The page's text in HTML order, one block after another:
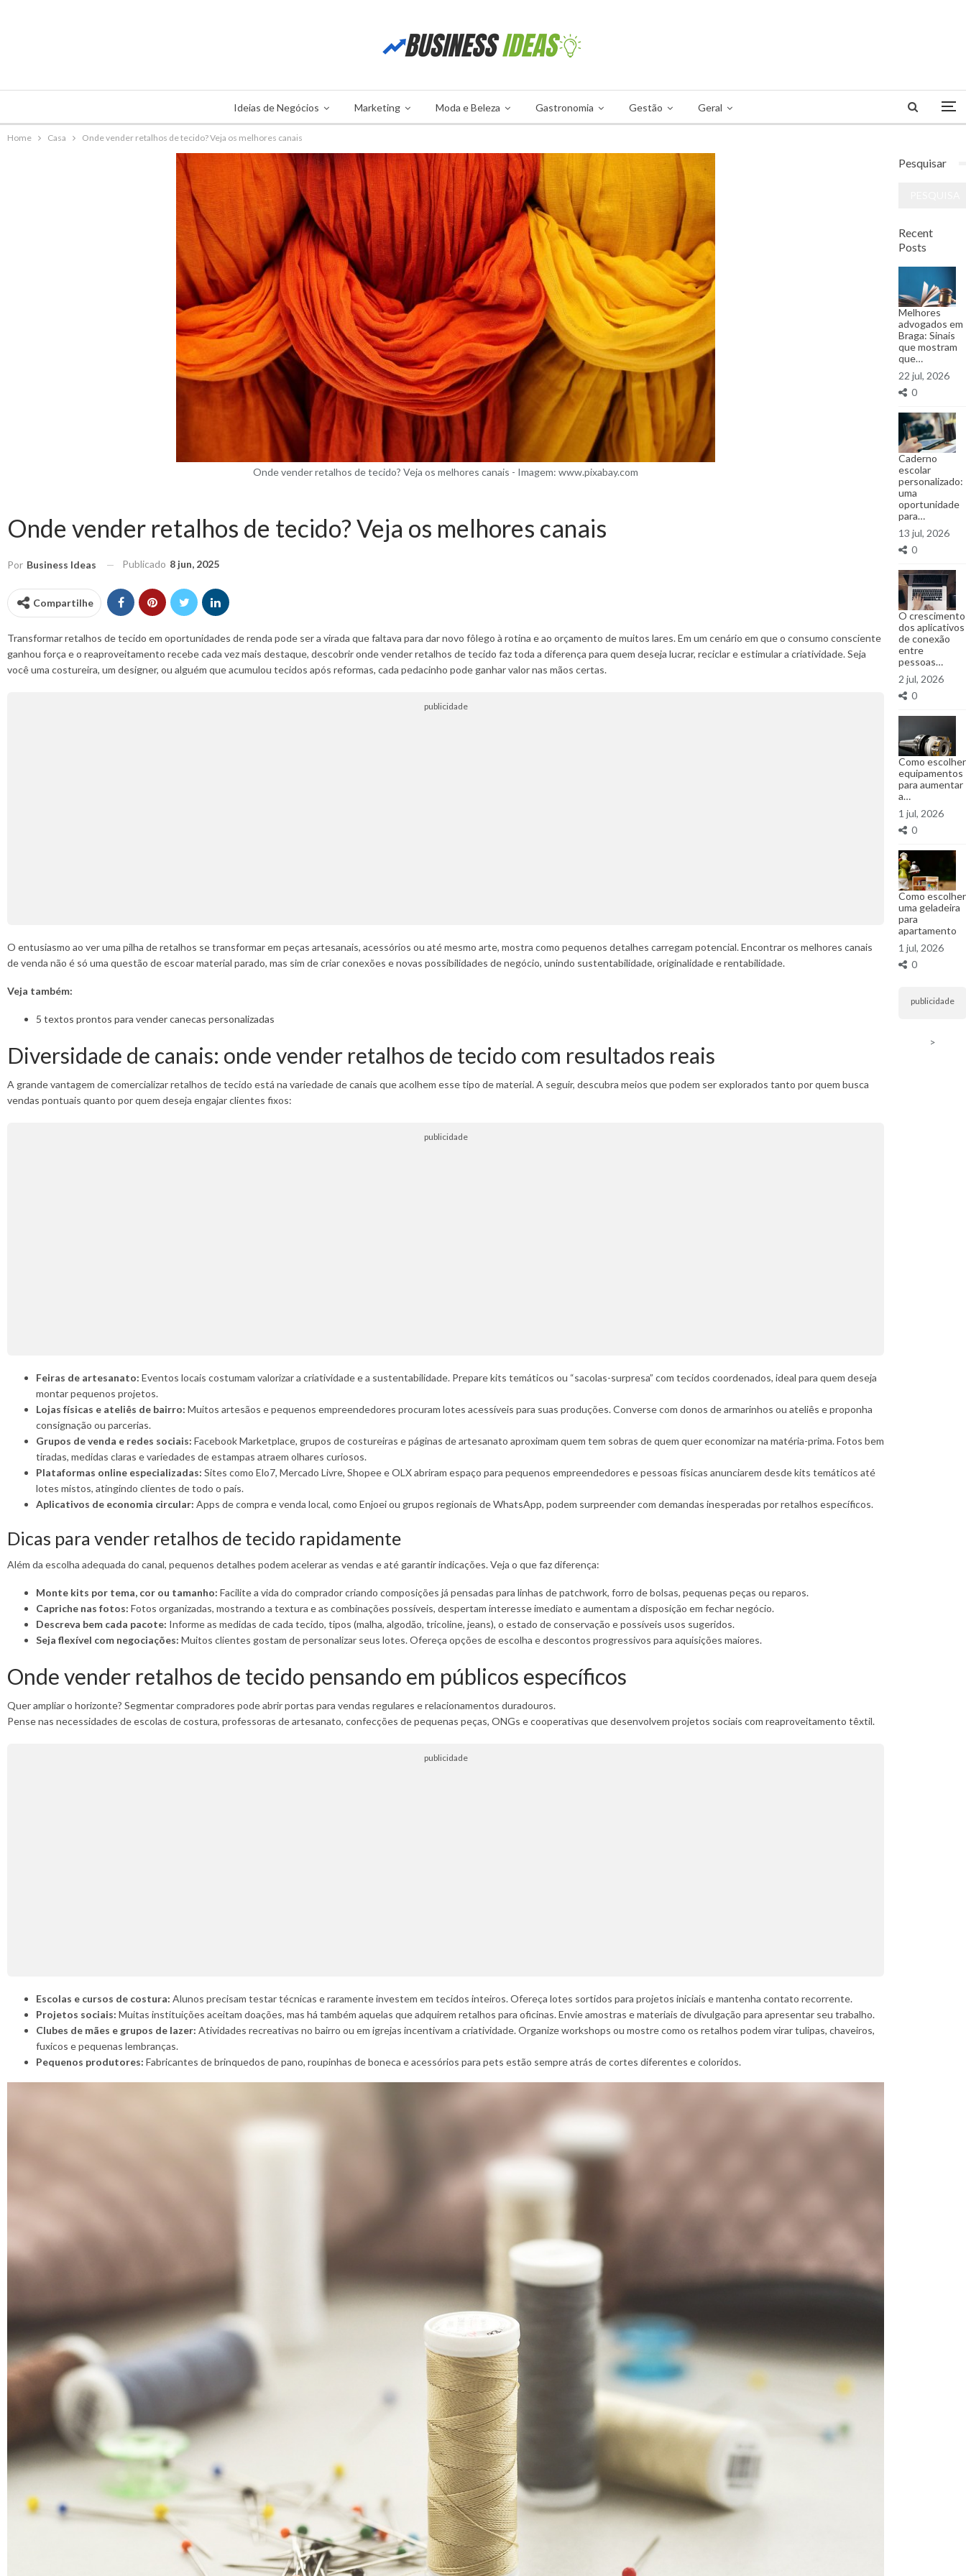
Ideias de Negócios Marketing Moda e Beleza Gastronomia Gestão Geral
Home Casa Onde vender retalhos de tecido? Veja os melhores canais
Onde vender retalhos de tecido? Veja os melhores canais - Imagem: www.pixabay.com
Onde vender retalhos de tecido? Veja os melhores canais
Por Business Ideas Publicado 8 jun, 2025
Compartilhe
Transformar retalhos de tecido em oportunidades de renda pode ser a virada que faltava para dar novo fôlego à rotina e ao orçamento de muitos lares. Em um cenário em que o consumo consciente
ganhou força e o reaproveitamento recebe cada vez mais destaque, descobrir onde vender retalhos de tecido faz toda a diferença para quem deseja lucrar, reciclar e estimular a criatividade. Seja
você uma costureira, um designer, ou alguém que acumulou tecidos após reformas, cada pedacinho pode ganhar valor nas mãos certas.
publicidade
O entusiasmo ao ver uma pilha de retalhos se transformar em peças artesanais, acessórios ou até mesmo arte, mostra como pequenos detalhes carregam potencial. Encontrar os melhores canais
de venda não é só uma questão de escoar material parado, mas sim de criar conexões e novas possibilidades de negócio, unindo sustentabilidade, originalidade e rentabilidade.
Veja também:
5 textos prontos para vender canecas personalizadas
Diversidade de canais: onde vender retalhos de tecido com resultados reais
A grande vantagem de comercializar retalhos de tecido está na variedade de canais que acolhem esse tipo de material. A seguir, descubra meios que podem ser explorados tanto por quem busca
vendas pontuais quanto por quem deseja engajar clientes fixos:
publicidade
Feiras de artesanato: Eventos locais costumam valorizar a criatividade e a sustentabilidade. Prepare kits temáticos ou “sacolas-surpresa” com tecidos coordenados, ideal para quem deseja
montar pequenos projetos.
Lojas físicas e ateliês de bairro: Muitos artesãos e pequenos empreendedores procuram lotes acessíveis para suas produções. Converse com donos de armarinhos ou ateliês e proponha
consignação ou parcerias.
Grupos de venda e redes sociais: Facebook Marketplace, grupos de costureiras e páginas de artesanato aproximam quem tem sobras de quem quer economizar na matéria-prima. Fotos bem
tiradas, medidas claras e variedades de estampas atraem olhares curiosos.
Plataformas online especializadas: Sites como Elo7, Mercado Livre, Shopee e OLX abriram espaço para pequenos empreendedores e pessoas físicas anunciarem desde kits temáticos até
lotes mistos, atingindo clientes de todo o país.
Aplicativos de economia circular: Apps de compra e venda local, como Enjoei ou grupos regionais de WhatsApp, podem surpreender com demandas inesperadas por retalhos específicos.
Dicas para vender retalhos de tecido rapidamente
Além da escolha adequada do canal, pequenos detalhes podem acelerar as vendas e até garantir indicações. Veja o que faz diferença:
Monte kits por tema, cor ou tamanho: Facilite a vida do comprador criando composições já pensadas para linhas de patchwork, forro de bolsas, pequenas peças ou reparos.
Capriche nas fotos: Fotos organizadas, mostrando a textura e as combinações possíveis, despertam interesse imediato e aumentam a disposição em fechar negócio.
Descreva bem cada pacote: Informe as medidas de cada tecido, tipos (malha, algodão, tricoline, jeans), o estado de conservação e possíveis usos sugeridos.
Seja flexível com negociações: Muitos clientes gostam de personalizar seus lotes. Ofereça opções de escolha e descontos progressivos para aquisições maiores.
Onde vender retalhos de tecido pensando em públicos específicos
Quer ampliar o horizonte? Segmentar compradores pode abrir portas para vendas regulares e relacionamentos duradouros.
Pense nas necessidades de escolas de costura, professoras de artesanato, confecções de pequenas peças, ONGs e cooperativas que desenvolvem projetos sociais com reaproveitamento têxtil.
publicidade
Escolas e cursos de costura: Alunos precisam testar técnicas e raramente investem em tecidos inteiros. Ofereça lotes sortidos para projetos iniciais e mantenha contato recorrente.
Projetos sociais: Muitas instituições aceitam doações, mas há também aquelas que adquirem retalhos para oficinas. Envie amostras e materiais de divulgação para apresentar seu trabalho.
Clubes de mães e grupos de lazer: Atividades recreativas no bairro ou em igrejas incentivam a criatividade. Organize workshops ou mostre como os retalhos podem virar tulipas, chaveiros,
fuxicos e pequenas lembranças.
Pequenos produtores: Fabricantes de brinquedos de pano, roupinhas de boneca e acessórios para pets estão sempre atrás de cortes diferentes e coloridos.
Pesquisar
Recent
Posts
Melhores
advogados em
Braga: Sinais
que mostram
que…
22 jul, 2026
0
Caderno
escolar
personalizado:
uma
oportunidade
para…
13 jul, 2026
0
O crescimento
dos aplicativos
de conexão
entre
pessoas…
2 jul, 2026
0
Como escolher
equipamentos
para aumentar
a…
1 jul, 2026
0
Como escolher
uma geladeira
para
apartamento
1 jul, 2026
0
publicidade
>